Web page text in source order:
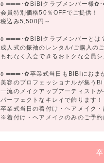
ʚ ═══･✿BiBIクラブメンバー様✿
会員特別価格50％OFFでご提供！
税込み5,500円～
ʚ ═══･✿BiBIクラブメンバーと
成人式の振袖のレンタル/ご購入の
もれなく入会できるおトクな会員シ
ʚ ═══･✿卒業式当日もBiBIにお
美容のプロフェッショナルが集う
一流のメイクアップアーティスト
パーフェクトなキレイで飾ります！
卒業式当日の着付け・ヘアメイク
※着付け・ヘアメイクのみのご予約